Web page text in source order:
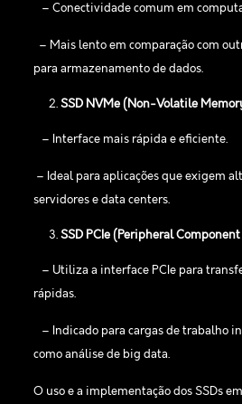
– Conectividade comum em
– Mais lento em comparação com
para armazenamento de dados.
SSD NVMe (Non-Volatile
– Interface mais rápida e eficiente.
– Ideal para aplicações que exigem
servidores e data centers.
SSD PCIe (Peripheral
– Utiliza a interface PCIe para
rápidas.
– Indicado para cargas de trabalho
como análise de big data.
O uso e a implementação dos SSDs